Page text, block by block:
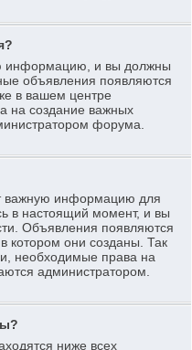
информацию, и вы должны
объявления появляются
в вашем центре
на создание важных
форума.
важную информацию для
в настоящий момент, и вы
Объявления появляются
котором они созданы. Так
необходимые права на
администратором.
ниже всех